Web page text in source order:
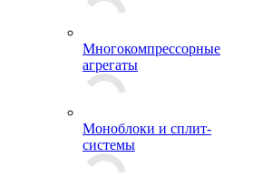
Многокомпрессорные
агрегаты
Моноблоки и сплит-
системы